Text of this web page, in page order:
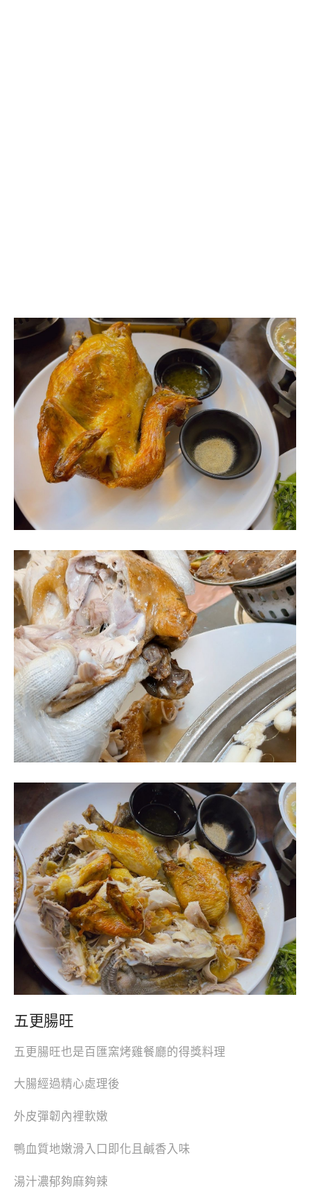
五更腸旺
五更腸旺也是百匯窯烤雞餐廳的得獎料理
大腸經過精心處理後
外皮彈韌內裡軟嫩
鴨血質地嫩滑入口即化且鹹香入味
湯汁濃郁夠麻夠辣